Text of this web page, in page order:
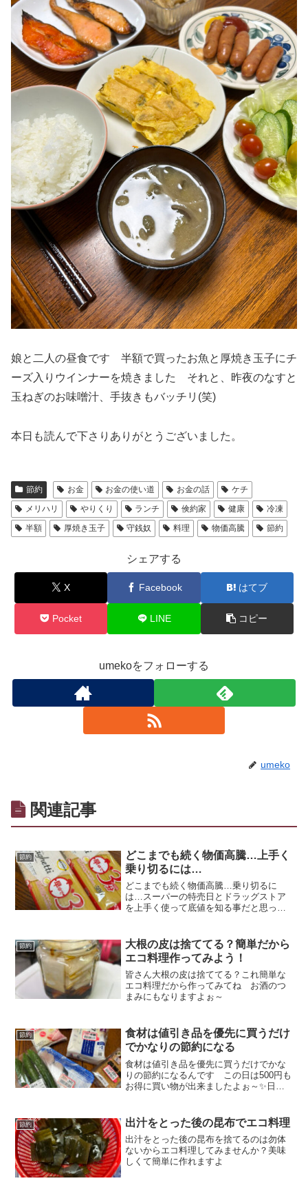
娘と二人の昼食です 半額で買ったお魚と厚焼き玉子にチ
ーズ入りウインナーを焼きました それと、昨夜のなすと
玉ねぎのお味噌汁、手抜きもバッチリ(笑)
本日も読んで下さりありがとうございました。
節約 お金 お金の使い道 お金の話
ケチ
メリハリ
やりくり ランチ 倹約家 健康
冷凍
半額
厚焼き玉子 守銭奴 料理 物価高騰 節約
シェアする
X Facebook はてブ
Pocket LINE コピー
umekoをフォローする
umeko
関連記事
節約
どこまでも続く物価高騰…上手く
乗り切るには…
どこまでも続く物価高騰…乗り切るに
は…スーパーの特売日とドラッグストア
を上手く使って底値を知る事だと思って
節約
大根の皮は捨ててる？簡単だから
エコ料理作ってみよう！
皆さん大根の皮は捨ててる？これ簡単な
エコ料理だから作ってみてね お酒のつ
まみにもなりますよぉ～
節約
食材は値引き品を優先に買うだけ
でかなりの節約になる
食材は値引き品を優先に買うだけでかな
りの節約になるんです この日は500円も
お得に買い物が出来ましたよぉ～✨日々
節約 出汁をとった後の昆布でエコ料理
出汁をとった後の昆布を捨てるのは勿体
ないからエコ料理してみませんか？美味
しくて簡単に作れますよ